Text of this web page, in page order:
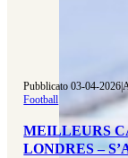
Pubblicato 03-04-2026|
Football
MEILLEURS
LONDRES –